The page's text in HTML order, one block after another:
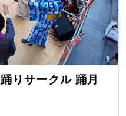
りサークル 踊月